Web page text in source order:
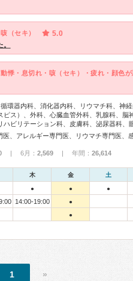
（セキ） 5.0
循環器内科、消化器内科、リウマチ科、神
ピス）、外科、心臓血管外科、乳腺科、脳
ハビリテーション科、皮膚科、泌尿器科、
| 6月： 2,569 | 年間： 26,614
木 金 土
● ● ●
14:00-19:00 ●
●
1 »